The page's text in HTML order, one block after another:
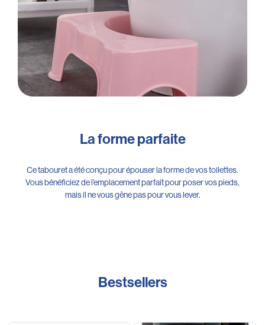
La forme parfaite
Ce tabouret a été conçu pour épouser la forme de vos toilettes.
Vous bénéficiez de l’emplacement parfait pour poser vos pieds,
mais il ne vous gêne pas pour vous lever.
Bestsellers